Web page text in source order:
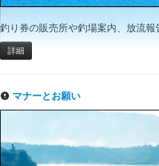
釣り券の販売所や釣場案内、放流報
詳細
マナーとお願い